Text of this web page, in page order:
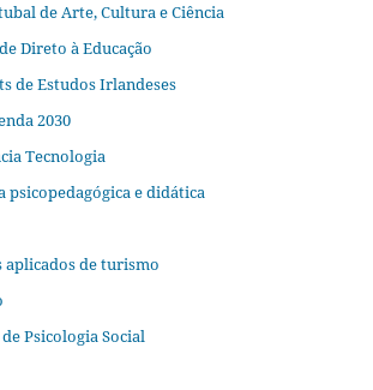
de Arte, Cultura e Ciência
Direto à Educação
de Estudos Irlandeses
2030
Tecnologia
psicopedagógica e didática
aplicados de turismo
Psicologia Social